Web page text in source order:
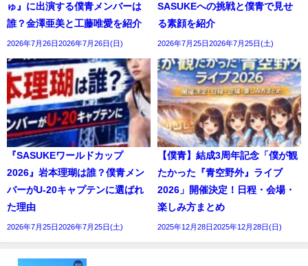
ゅ』に出演する僕青メンバーは
誰？金澤亜美と工藤唯愛を紹介
2026年7月26日2026年7月26日(日)
SASUKEへの挑戦と僕青で見せ
る素顔を紹介
2026年7月25日2026年7月25日(土)
『SASUKEワールドカップ
2026』岩本理瑚は誰？僕青メン
バーがU-20キャプテンに選ばれ
た理由
2026年7月25日2026年7月25日(土)
【僕青】結成3周年記念「僕が観
たかった『青空野外』ライブ
2026」開催決定！日程・会場・
楽しみ方まとめ
2025年12月28日2025年12月28日(日)